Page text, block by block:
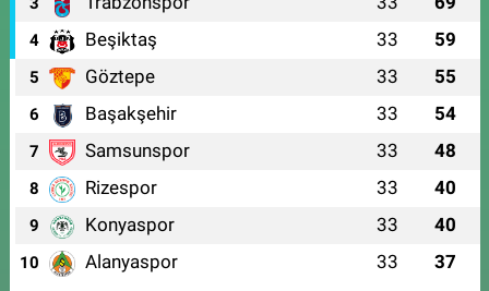
4 Beşiktaş 33 59
5 Göztepe 33 55
6 Başakşehir 33 54
7 Samsunspor 33 48
8 Rizespor 33 40
9 Konyaspor 33 40
10 Alanyaspor 33 37